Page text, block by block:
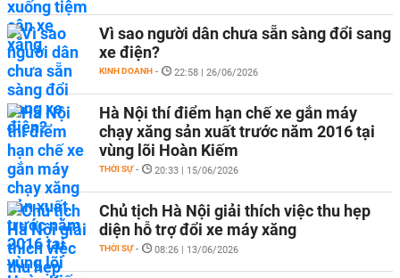
Vì sao người dân chưa sẵn sàng đổi sang
xe điện?
KINH DOANH - 22:58 | 26/06/2026
Hà Nội thí điểm hạn chế xe gắn máy
chạy xăng sản xuất trước năm 2016 tại
vùng lõi Hoàn Kiếm
THỜI SỰ - 20:33 | 15/06/2026
Chủ tịch Hà Nội giải thích việc thu hẹp
diện hỗ trợ đổi xe máy xăng
THỜI SỰ - 08:26 | 13/06/2026